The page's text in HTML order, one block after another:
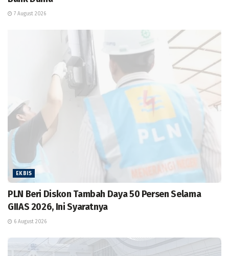
7 August 2026
EKBIS
PLN Beri Diskon Tambah Daya 50 Persen Selama
GIIAS 2026, Ini Syaratnya
6 August 2026